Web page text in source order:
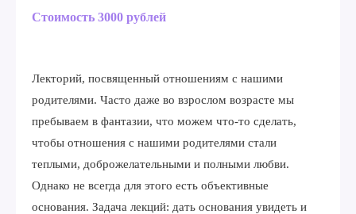
Стоимость 3000 рублей
Лекторий, посвященный отношениям с нашими
родителями. Часто даже во взрослом возрасте мы
пребываем в фантазии, что можем что-то сделать,
чтобы отношения с нашими родителями стали
теплыми, доброжелательными и полными любви.
Однако не всегда для этого есть объективные
основания. Задача лекций: дать основания увидеть и